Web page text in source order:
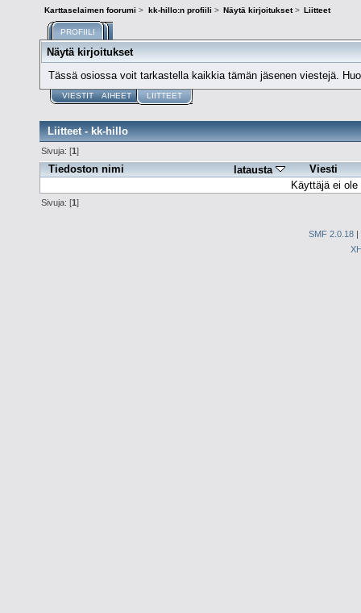
Karttaselaimen foorumi > kk-hillo:n profiili > Näytä kirjoitukset> Liitteet
PROFIILI
Näytä kirjoitukset
Tässä osiossa voit tarkastella kaikkia tämän jäsenen viestejä.
VIESTIT AIHEET LIITTEET
Liitteet - kk-hillo
Sivuja: [1]
Tiedoston nimi latausta
Viesti
Käyttäjä ei
Sivuja: [1]
SMF 2.0.18 |